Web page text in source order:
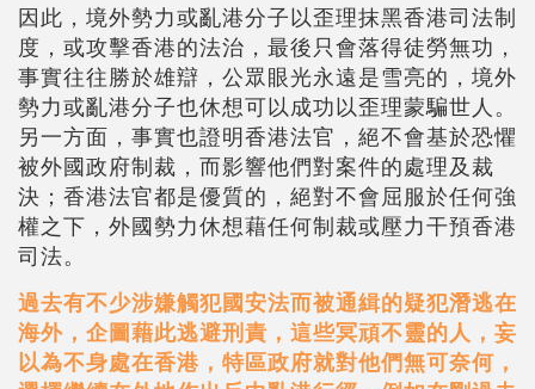
因此，境外勢力或亂港分子以歪理抹黑香港司法制
度，或攻擊香港的法治，最後只會落得徒勞無功，
事實往往勝於雄辯，公眾眼光永遠是雪亮的，境外
勢力或亂港分子也休想可以成功以歪理蒙騙世人。
另一方面，事實也證明香港法官，絕不會基於恐懼
被外國政府制裁，而影響他們對案件的處理及裁
決；香港法官都是優質的，絕對不會屈服於任何強
權之下，外國勢力休想藉任何制裁或壓力干預香港
司法。
過去有不少涉嫌觸犯國安法而被通緝的疑犯潛逃在
海外，企圖藉此逃避刑責，這些冥頑不靈的人，妄
以為不身處在香港，特區政府就對他們無可奈何，